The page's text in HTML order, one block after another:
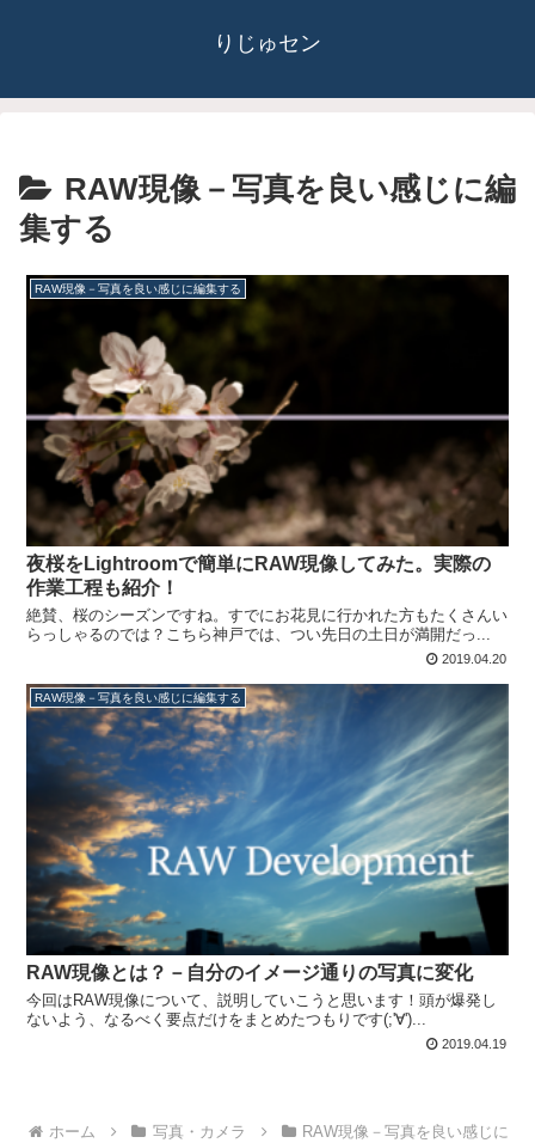
りじゅセン
RAW現像－写真を良い感じに編
集する
RAW現像－写真を良い感じに編集する
夜桜をLightroomで簡単にRAW現像してみた。実際の
作業工程も紹介！
絶賛、桜のシーズンですね。すでにお花見に行かれた方もたくさんい
らっしゃるのでは？こちら神戸では、つい先日の土日が満開だっ...
2019.04.20
RAW現像－写真を良い感じに編集する
RAW現像とは？－自分のイメージ通りの写真に変化
今回はRAW現像について、説明していこうと思います！頭が爆発し
ないよう、なるべく要点だけをまとめたつもりです(;'∀')...
2019.04.19
ホーム 写真・カメラ
RAW現像－写真を良い感じに